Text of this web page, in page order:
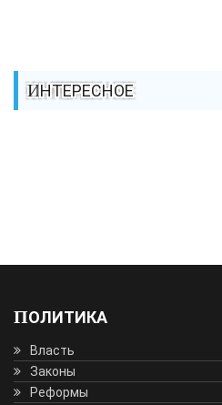
ИНТЕРЕСНОЕ
ПОЛИТИКА
Власть
Законы
Реформы